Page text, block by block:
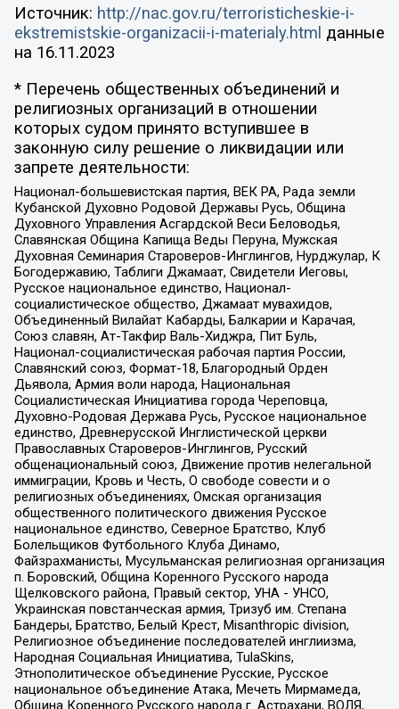
Источник: http://nac.gov.ru/terroristicheskie-i-
ekstremistskie-organizacii-i-materialy.html данные
на 16.11.2023
* Перечень общественных объединений и
религиозных организаций в отношении
которых судом принято вступившее в
законную силу решение о ликвидации или
запрете деятельности:
Национал-большевистская партия, ВЕК РА, Рада земли
Кубанской Духовно Родовой Державы Русь, Община
Духовного Управления Асгардской Веси Беловодья,
Славянская Община Капища Веды Перуна, Мужская
Духовная Семинария Староверов-Инглингов, Нурджулар, К
Богодержавию, Таблиги Джамаат, Свидетели Иеговы,
Русское национальное единство, Национал-
социалистическое общество, Джамаат мувахидов,
Объединенный Вилайат Кабарды, Балкарии и Карачая,
Союз славян, Ат-Такфир Валь-Хиджра, Пит Буль,
Национал-социалистическая рабочая партия России,
Славянский союз, Формат-18, Благородный Орден
Дьявола, Армия воли народа, Национальная
Социалистическая Инициатива города Череповца,
Духовно-Родовая Держава Русь, Русское национальное
единство, Древнерусской Инглистической церкви
Православных Староверов-Инглингов, Русский
общенациональный союз, Движение против нелегальной
иммиграции, Кровь и Честь, О свободе совести и о
религиозных объединениях, Омская организация
общественного политического движения Русское
национальное единство, Северное Братство, Клуб
Болельщиков Футбольного Клуба Динамо,
Файзрахманисты, Мусульманская религиозная организация
п. Боровский, Община Коренного Русского народа
Щелковского района, Правый сектор, УНА - УНСО,
Украинская повстанческая армия, Тризуб им. Степана
Бандеры, Братство, Белый Крест, Misanthropic division,
Религиозное объединение последователей инглиизма,
Народная Социальная Инициатива, TulaSkins,
Этнополитическое объединение Русские, Русское
национальное объединение Атака, Мечеть Мирмамеда,
Община Коренного Русского народа г. Астрахани, ВОЛЯ,